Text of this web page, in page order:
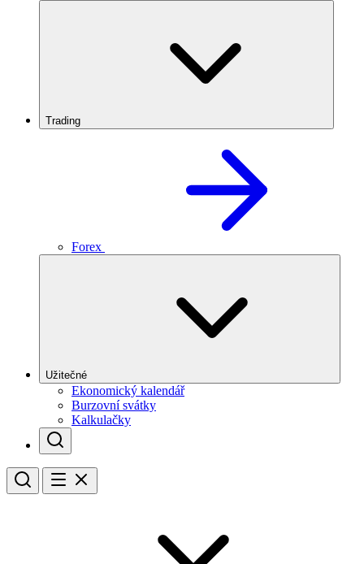
Trading
Forex
Užitečné
Ekonomický kalendář
Burzovní svátky
Kalkulačky